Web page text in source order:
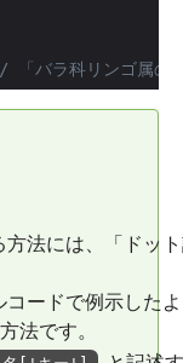
法には、「ドッ
コードで例示した
法です。